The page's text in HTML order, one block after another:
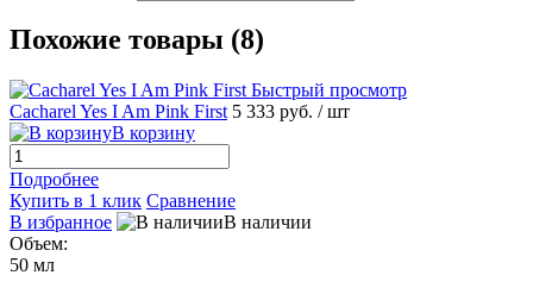
Похожие товары (8)
Быстрый просмотр
Cacharel Yes I Am Pink First 5 333 руб. / шт
В корзину
Подробнее
Купить в 1 клик Сравнение
В избранное
В наличии
Объем:
50 мл